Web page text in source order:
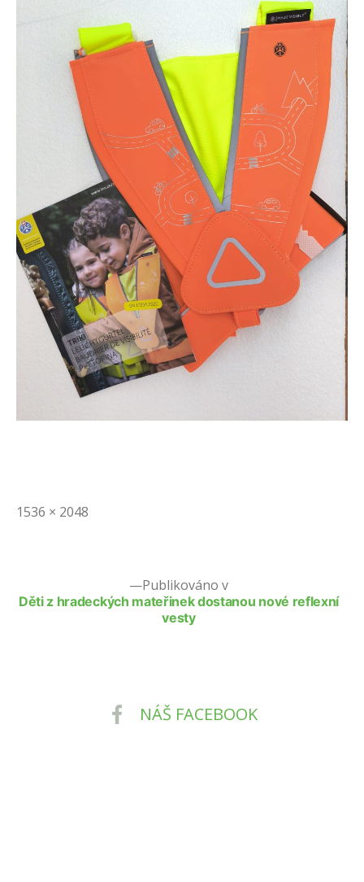
Původní
1536 × 2048
Publikováno v
Děti z hradeckých mateřinek dostanou nové reflexní
vesty
NÁŠ FACEBOOK